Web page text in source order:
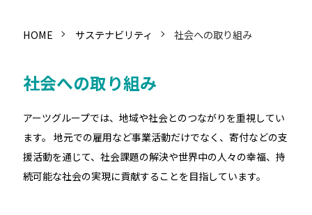
HOME サステナビリティ 社会への取り組み
社会への取り組み
アーツグループでは、地域や社会とのつながりを重視してい
ます。 地元での雇用など事業活動だけでなく、寄付などの支
援活動を通じて、社会課題の解決や世界中の人々の幸福、持
続可能な社会の実現に貢献することを目指しています。